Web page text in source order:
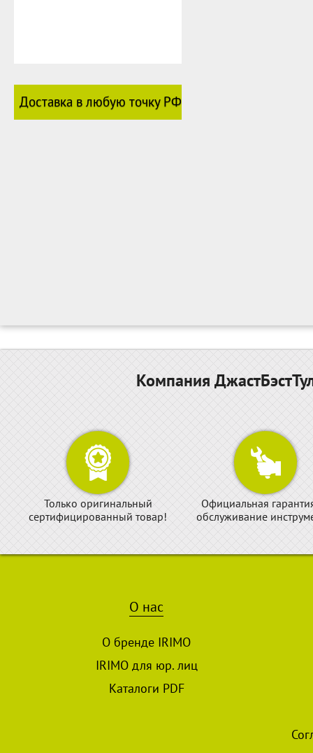
Доставка в любую точку РФ
Компания
Только оригинальный
сертифицированный товар!
Официальная
обслуживание
О нас
О бренде IRIMO
IRIMO для юр. лиц
Каталоги PDF